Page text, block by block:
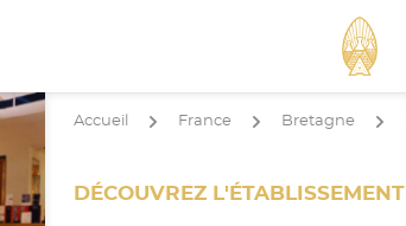
Accueil arrow France arrow Bretagne arrow
DÉCOUVREZ L'ÉTABLISSEMENT